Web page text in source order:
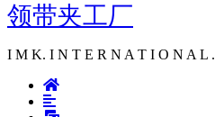
领带夹工厂
I M K. I N T E R N A T I O N A L .